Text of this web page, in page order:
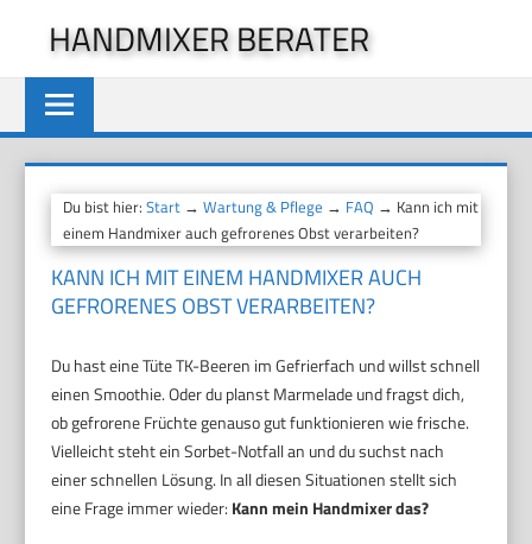
springen
HANDMIXER BERATER
Du bist hier:Start →Wartung & Pflege → FAQ → Kann ich mit
einem Handmixer auch gefrorenes Obst verarbeiten?
KANN ICH MIT EINEM HANDMIXER AUCH
GEFRORENES OBST VERARBEITEN?
Du hast eine Tüte TK-Beeren im Gefrierfach und willst schnell
einen Smoothie. Oder du planst Marmelade und fragst dich,
ob gefrorene Früchte genauso gut funktionieren wie frische.
Vielleicht steht ein Sorbet-Notfall an und du suchst nach
einer schnellen Lösung. In all diesen Situationen stellt sich
eine Frage immer wieder: Kann mein Handmixer das?